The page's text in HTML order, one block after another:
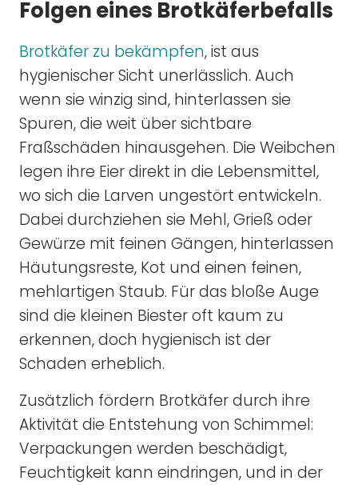
Folgen eines Brotkäferbefalls
Brotkäfer zu bekämpfen, ist aus
hygienischer Sicht unerlässlich. Auch
wenn sie winzig sind, hinterlassen sie
Spuren, die weit über sichtbare
Fraßschäden hinausgehen. Die Weibchen
legen ihre Eier direkt in die Lebensmittel,
wo sich die Larven ungestört entwickeln.
Dabei durchziehen sie Mehl, Grieß oder
Gewürze mit feinen Gängen, hinterlassen
Häutungsreste, Kot und einen feinen,
mehlartigen Staub. Für das bloße Auge
sind die kleinen Biester oft kaum zu
erkennen, doch hygienisch ist der
Schaden erheblich.
Zusätzlich fördern Brotkäfer durch ihre
Aktivität die Entstehung von Schimmel:
Verpackungen werden beschädigt,
Feuchtigkeit kann eindringen, und in der